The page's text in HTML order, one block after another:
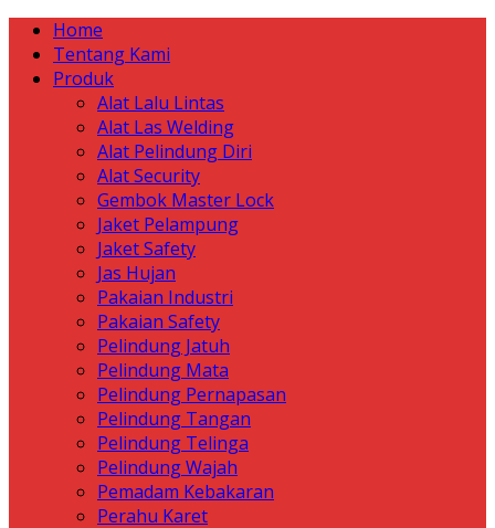
Home
Tentang Kami
Produk
Alat Lalu Lintas
Alat Las Welding
Alat Pelindung Diri
Alat Security
Gembok Master Lock
Jaket Pelampung
Jaket Safety
Jas Hujan
Pakaian Industri
Pakaian Safety
Pelindung Jatuh
Pelindung Mata
Pelindung Pernapasan
Pelindung Tangan
Pelindung Telinga
Pelindung Wajah
Pemadam Kebakaran
Perahu Karet